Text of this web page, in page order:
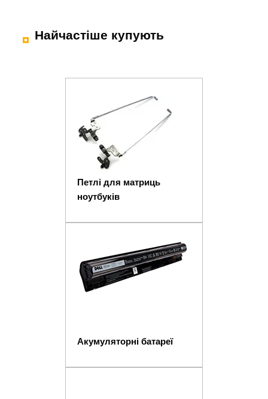
Найчастіше купують
Петлі для матриць
ноутбуків
Акумуляторні батареї